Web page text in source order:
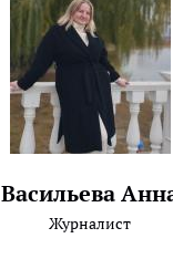
Васильева
Журналист